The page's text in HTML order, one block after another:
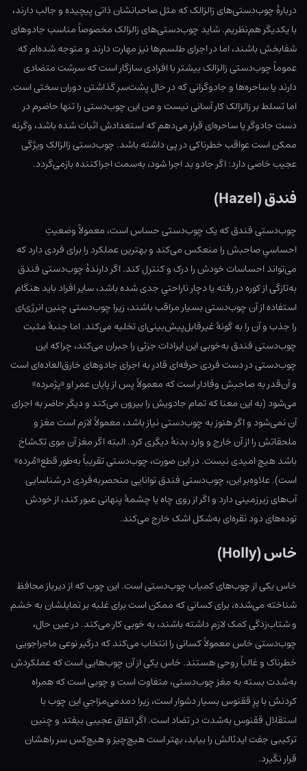
دربارهٔ چوب‌دستی‌های زالزالک که مثل صاحبانشان ذاتی پیچیده و جالب دارند،
با یکدیگر هم‌نظریم. شاید چوب‌دستی‌های زالزالک مخصوصاً مناسب جادوهای
شفابخش باشند، اما در اجرای طلسم‌ها نیز مهارت دارند و متوجه شده‌ام که
عموماً چوب‌دستی زالزالک بیشتر با افرادی سازگار است که سرشت متضادی
دارند یا ساحره‌ها و جادوگرانی که در حال پشت‌سر گذاشتن دوران سختی است.
اما تسلط بر زالزالک کار آسانی نیست و من این چوب‌دستی را تنها حاضرم در
دست جادوگر یا ساحره‌ای قرار می‌دهم که استعدادش اثبات شده باشد، وگرنه
ممکن است عواقب خطرناکی در پی داشته باشد. چوب‌دستی زالزالک ویژگی
عجیب خاصی دارد: اگر جادو بد اجرا شود، به‌سمت اجراکننده بازمی‌گردد.
فندق (Hazel)
چوب‌دستی فندق که یک چوب‌دستی حساس است، معمولاً وضعیتِ
احساسیِ صاحبش را منعکس می‌کند و بهترین عملکرد را برای فردی دارد که
می‌تواند احساسات خودش را درک و کنترل کند. اگر دارندهٔ چوب‌دستی فندق
به‌تازگی از کوره در رفته یا دچار ناراحتیِ جدی شده باشد، سایر افراد باید هنگام
استفاده از آن چوب‌دستی بسیار مراقب باشند، زیرا چوب‌دستی چنین انرژی‌ای
را جذب و آن را به گونهٔ غیرقابل‌پیش‌بینی‌ای تخلیه می‌کند. اما جنبهٔ مثبت
چوب‌دستی فندق به‌خوبی این ایرادات جزئی را جبران می‌کند، چراکه این
چوب‌دستی در دست فردی حرفه‌ای قادر به اجرای جادوهای خارق‌العاده‌ای است
و آن‌قدر به صاحبش وفادار است که معمولاً پس از پایان عمر او «پژمرده»
می‌شود (به این معنا که تمام جادویش را بیرون می‌کند و دیگر حاضر به اجرای
آن نمی‌شود و اگر هنوز به چوب‌دستی نیاز باشد، معمولاً لازم است مغز و
ملحقاتش را از آن خارج و وارد بدنهٔ دیگری کرد. البته اگر مغز آن موی تک‌شاخ
باشد هیچ امیدی نیست. در این صورت، چوب‌دستی تقریباً به‌طور قطع«مُرده»
است). علاوه‌بر این، چوب‌دستی فندق توانایی منحصربه‌فردی در شناسایی
آب‌های زیرزمینی دارد و اگر از روی چاه یا چشمهٔ پنهانی عبور کند، از خودش
توده‌های دود نقره‌ای به‌شکل اشک خارج می‌کند.
خاس (Holly)
خاس یکی از چوب‌های کمیاب چوب‌دستی است. این چوب‌ که از دیرباز محافظ
شناخته می‌شده، برای کسانی که ممکن است برای غلبه بر تمایلشان به خشم
و شتاب‌زدگی کمک لازم داشته باشند، به خوبی کار می‌کند. در عین حال،
چوب‌دستی خاس معمولاً کسانی را انتخاب می‌کند که درگیر نوعی ماجراجویی
خطرناک و غالباً روحی هستند. خاس یکی از آن چوب‌هایی است که عملکردش
به‌شدت بسته به مغز چوب‌دستی، متفاوت است و چوبی است که همراه
کردنش با پرِ ققنوس بسیار دشوار است، زیرا دمدمی‌مزاجیِ این چوب با
استقلال ققنوس به‌شدت در تضاد است. اگر اتفاق عجیبی بیفتد و چنین
ترکیبی جفت ایدئالش را بیابد، بهتر است هیچ‌چیز و هیچ‌کس سر راهشان
قرار نگیرد.